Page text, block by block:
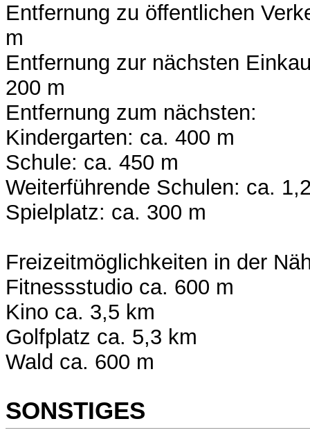
Entfernung zu öffentlichen
m
Entfernung zur nächsten
200 m
Entfernung zum nächsten:
Kindergarten: ca. 400 m
Schule: ca. 450 m
Weiterführende Schulen: ca.
Spielplatz: ca. 300 m
Freizeitmöglichkeiten in der
Fitnessstudio ca. 600 m
Kino ca. 3,5 km
Golfplatz ca. 5,3 km
Wald ca. 600 m
SONSTIGES